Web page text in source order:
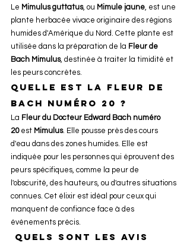
Le Mimulus guttatus, ou Mimule jaune , est une
plante herbacée vivace originaire des régions
humides d'Amérique du Nord. Cette plante est
utilisée dans la préparation de la Fleur de
Bach Mimulus, destinée à traiter la timidité et
les peurs concrètes.
Quelle est la Fleur de
Bach numéro 20 ?
La Fleur du Docteur Edward Bach numéro
20 est Mimulus. Elle pousse près des cours
d'eau dans des zones humides. Elle est
indiquée pour les personnes qui éprouvent des
peurs spécifiques, comme la peur de
l'obscurité, des hauteurs, ou d'autres situations
connues. Cet élixir est idéal pour ceux qui
manquent de confiance face à des
événements précis.
Quels sont les avis